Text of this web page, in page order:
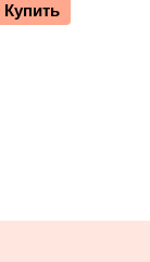
Купить